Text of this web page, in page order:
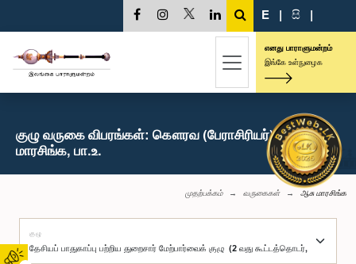
E | සි |
எனது பாராளுமன்றம்
இங்கே உள்நுழைக
குழு வருகை விபரங்கள்: கௌரவ (பேராசிரியர்) ஆசு
மாரசிங்க, பா.உ.
முதற்பக்கம் வருகைகள் ஆசு மாரசிங்க
குழு